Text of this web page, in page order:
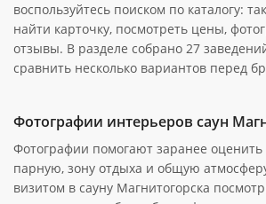
воспользуйтесь поиском по каталогу:
найти карточку, посмотреть цены,
отзывы. В разделе собрано 27
сравнить несколько вариантов перед
Фотографии интерьеров саун
Фотографии помогают заранее оценить
парную, зону отдыха и общую
визитом в сауну Магнитогорска